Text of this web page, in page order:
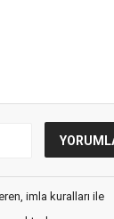
imla kuralları ile